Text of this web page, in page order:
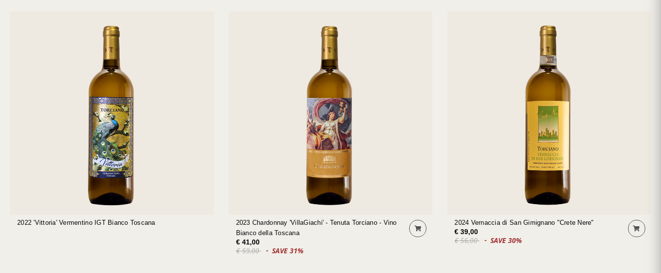
2022 'Vittoria' Vermentino IGT Bianco Toscana
2023 Chardonnay 'VillaGiachi' - Tenuta Torciano - Vino
Bianco della Toscana
€ 41,00
€ 59,00 SAVE 31%
2024 Vernaccia di San Gimignano "Crete Nere"
€ 39,00
€ 56,00 SAVE 30%